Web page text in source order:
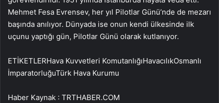
Mehmet Fesa Evrensev, her yıl Pilotlar Günü’nde de mezarı
başında anılıyor. Dünyada ise onun kendi ülkesinde ilk
uçunu yaptığı gün, Pilotlar Günü olarak kutlanıyor.
ETİKETLERHava Kuvvetleri KomutanlığıHavacılıkOsmanlı
İmparatorluğuTürk Hava Kurumu
Haber Kaynak : TRTHABER.COM